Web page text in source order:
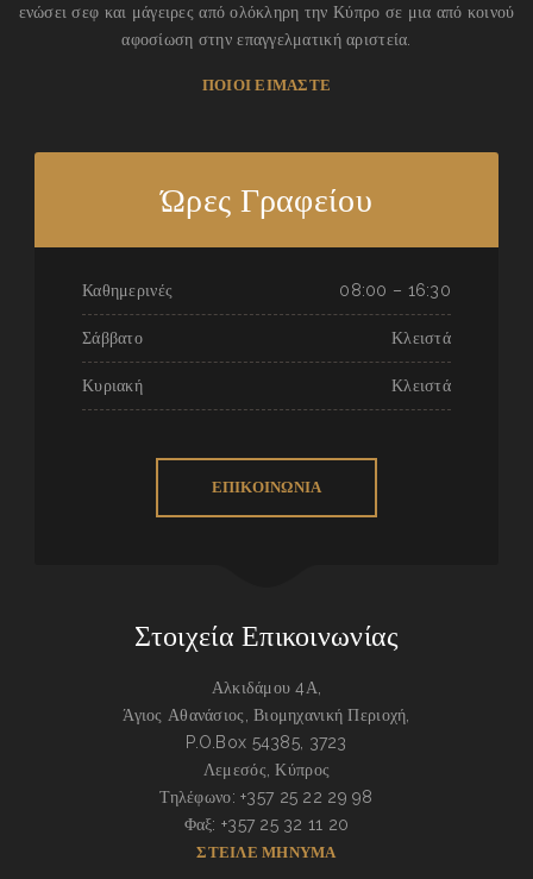
ενώσει σεφ και μάγειρες από ολόκληρη την Κύπρο σε μια από κοινού
αφοσίωση στην επαγγελματική αριστεία.
ΠΟΙΟΙ ΕΙΜΑΣΤΕ
Ώρες Γραφείου
Καθημερινές 08:00 – 16:30
Σάββατο Κλειστά
Κυριακή Κλειστά
ΕΠΙΚΟΙΝΩΝΙΑ
Στοιχεία Επικοινωνίας
Αλκιδάμου 4Α,
Άγιος Αθανάσιος, Βιομηχανική Περιοχή,
P.O.Box 54385, 3723
Λεμεσός, Κύπρος
Τηλέφωνο: +357 25 22 29 98
Φαξ: +357 25 32 11 20
ΣΤΕΙΛΕ ΜΗΝΥΜΑ